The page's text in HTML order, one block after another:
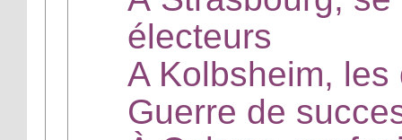
électeurs
A Kolbsheim,
Guerre de